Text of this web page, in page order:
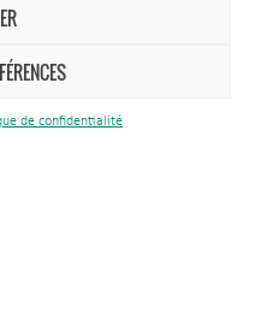
de confidentialité